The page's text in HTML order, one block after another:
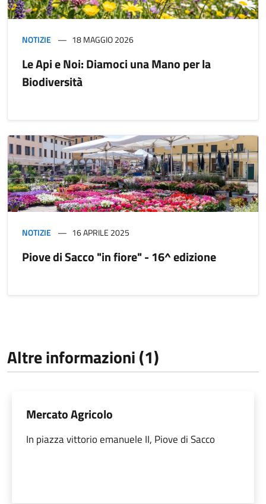
NOTIZIE 18 MAGGIO 2026
Le Api e Noi: Diamoci una Mano per la
Biodiversità
NOTIZIE 16 APRILE 2025
Piove di Sacco "in fiore" - 16^ edizione
Altre informazioni (1)
Mercato Agricolo
In piazza vittorio emanuele II, Piove di Sacco